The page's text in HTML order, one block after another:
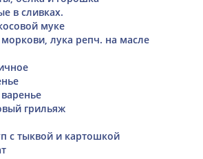
в сливках.
муке
лука репч. на масле
грильяж
с тыквой и картошкой